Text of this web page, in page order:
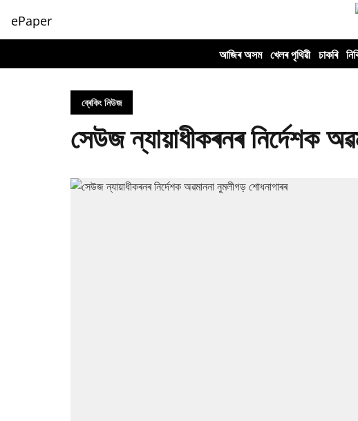
ePaper
আজিৰ অসম খেলৰ পৃথিৱী চাকৰি
ব্ৰেকিং নিউজ
সেউজ ন্যায়াধীকৰনৰ নিৰ্দেশক